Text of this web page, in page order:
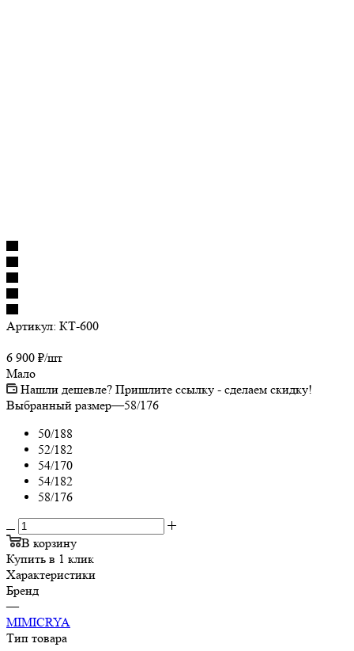
Артикул: КТ-600
6 900 ₽/шт
Мало
Нашли дешевле? Пришлите ссылку - сделаем скидку!
Выбранный размер—58/176
50/188
52/182
54/170
54/182
58/176
В корзину
Купить в 1 клик
Характеристики
Бренд
—
MIMICRYA
Тип товара